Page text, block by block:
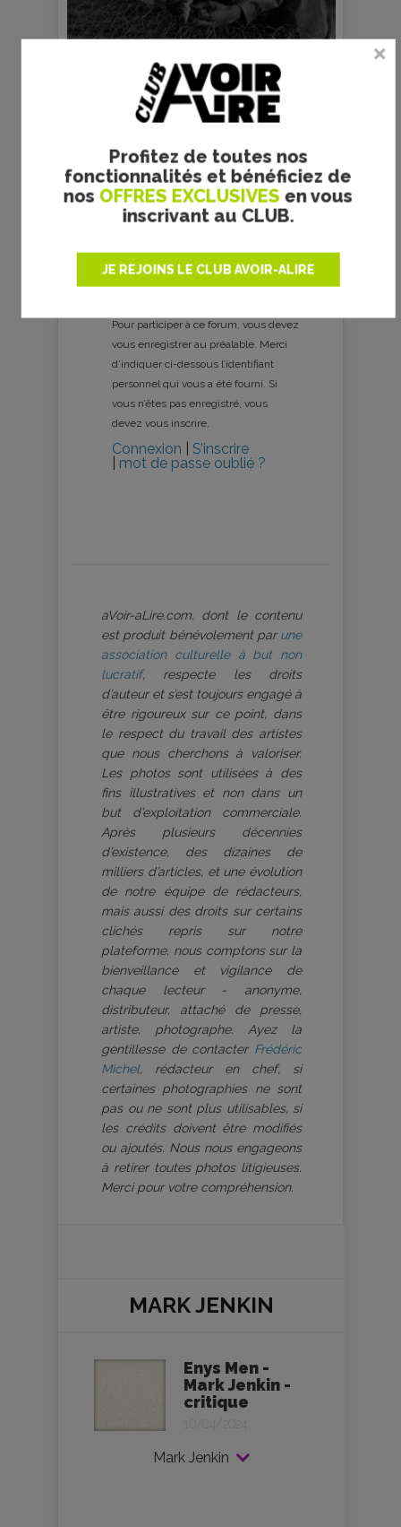
Profitez de toutes nos
fonctionnalités et bénéficiez de
nos OFFRES EXCLUSIVES en vous
inscrivant au CLUB.
JE REJOINS LE CLUB AVOIR-ALIRE
Copyright ED Distribution
prec suiv
Votre avis
Votre note :
Pour participer à ce forum, vous devez
vous enregistrer au préalable. Merci
d’indiquer ci-dessous l’identifiant
personnel qui vous a été fourni. Si
vous n’êtes pas enregistré, vous
devez vous inscrire.
Connexion
S’inscrire
mot de passe oublié ?
aVoir-aLire.com, dont le contenu
est produit bénévolement par une
association culturelle à but non
lucratif, respecte les droits
d’auteur et s’est toujours engagé à
être rigoureux sur ce point, dans
le respect du travail des artistes
que nous cherchons à valoriser.
Les photos sont utilisées à des
fins illustratives et non dans un
but d’exploitation commerciale.
Après plusieurs décennies
d’existence, des dizaines de
milliers d’articles, et une évolution
de notre équipe de rédacteurs,
mais aussi des droits sur certains
clichés repris sur notre
plateforme, nous comptons sur la
bienveillance et vigilance de
chaque lecteur - anonyme,
distributeur, attaché de presse,
artiste, photographe. Ayez la
gentillesse de contacter Frédéric
Michel, rédacteur en chef, si
certaines photographies ne sont
pas ou ne sont plus utilisables, si
les crédits doivent être modifiés
ou ajoutés. Nous nous engageons
à retirer toutes photos litigieuses.
Merci pour votre compréhension.
MARK JENKIN
Enys Men -
Mark Jenkin -
critique
10/04/2024
Mark Jenkin